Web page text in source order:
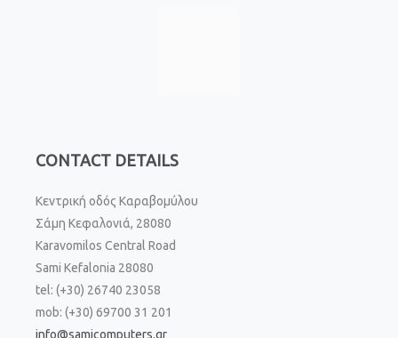
CONTACT DETAILS
Κεντρική οδός Καραβομύλου
Σάμη Κεφαλονιά, 28080
Karavomilos Central Road
Sami Kefalonia 28080
tel: (+30) 26740 23058
mob: (+30) 69700 31 201
info@samicomputers.gr